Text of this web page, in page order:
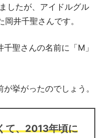
したが、アイドルグル
井千聖さんです。
聖さんの名前に「M」
挙がったのでしょう。
て、2013年頃に